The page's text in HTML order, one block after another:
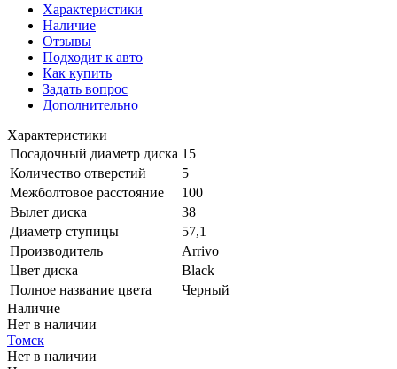
Характеристики
Наличие
Отзывы
Подходит к авто
Как купить
Задать вопрос
Дополнительно
Характеристики
Посадочный диаметр диска 15
Количество отверстий
5
Межболтовое расстояние
100
Вылет диска
38
Диаметр ступицы
57,1
Производитель
Arrivo
Цвет диска
Black
Полное название цвета
Черный
Наличие
Нет в наличии
Томск
Нет в наличии